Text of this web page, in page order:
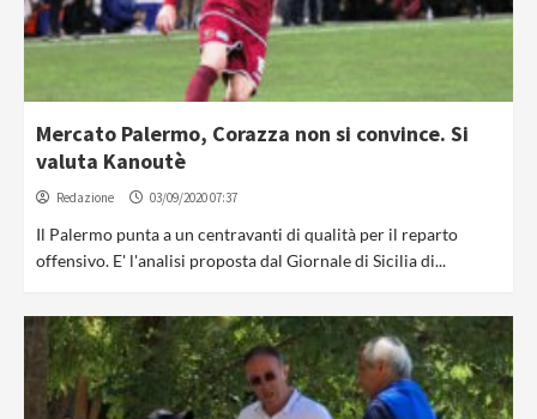
Mercato Palermo, Corazza non si convince. Si
valuta Kanoutè
Redazione 03/09/2020 07:37
Il Palermo punta a un centravanti di qualità per il reparto
offensivo. E' l'analisi proposta dal Giornale di Sicilia di...